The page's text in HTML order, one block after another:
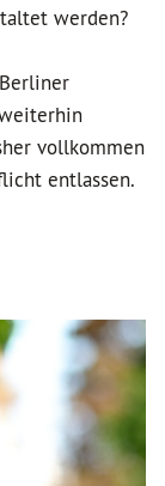
werden?
vollkommen
entlassen.